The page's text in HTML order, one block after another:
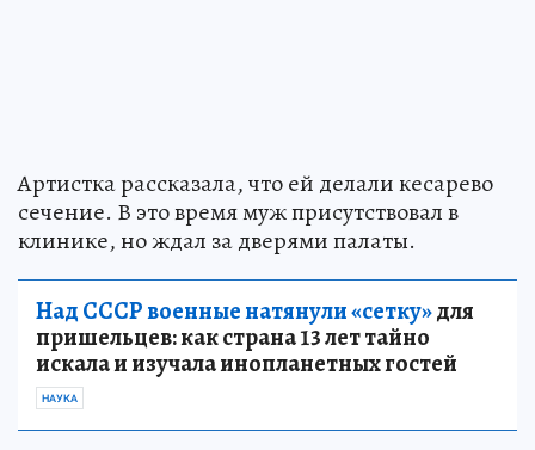
Артистка рассказала, что ей делали кесарево
сечение. В это время муж присутствовал в
клинике, но ждал за дверями палаты.
Над СССР военные натянули «сетку»для
пришельцев: как страна 13 лет тайно
искала и изучала инопланетных гостей
НАУКА